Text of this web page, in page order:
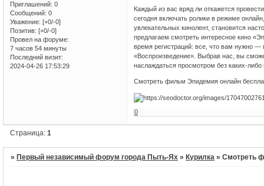
Приглашений: 0
Сообщений: 0
Уважение: [+0/-0]
Позитив: [+0/-0]
Провел на форуме:
7 часов 54 минуты
Последний визит:
2024-04-26 17:53:29
Каждый из вас вряд ли откажется
сегодня включать ролики в режиме
увлекательных кинолент, становится
предлагаем смотреть интересное кино
время регистраций: все, что вам нужно —
«Воспроизведение». Выбрав нас, вы
наслаждаться просмотром без каких-
Смотреть фильм Эпидемия онлайн
0
Страница:1
» Первый независимый форум города Пыть-Ях » Курилка »Смотреть